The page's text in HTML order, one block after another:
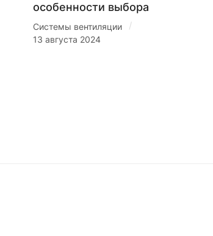
особенности выбора
Системы вентиляции /
13 августа 2024